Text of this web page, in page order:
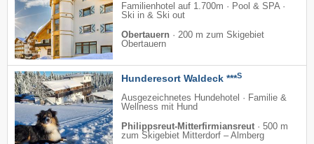
Familienhotel auf 1.700m · Pool & SPA ·
Ski in & Ski out
Obertauern · 200 m zum Skigebiet
Obertauern
Hunderesort Waldeck ***S
Ausgezeichnetes Hundehotel · Familie &
Wellness mit Hund
Philippsreut-Mitterfirmiansreut · 500 m
zum Skigebiet Mitterdorf – Almberg